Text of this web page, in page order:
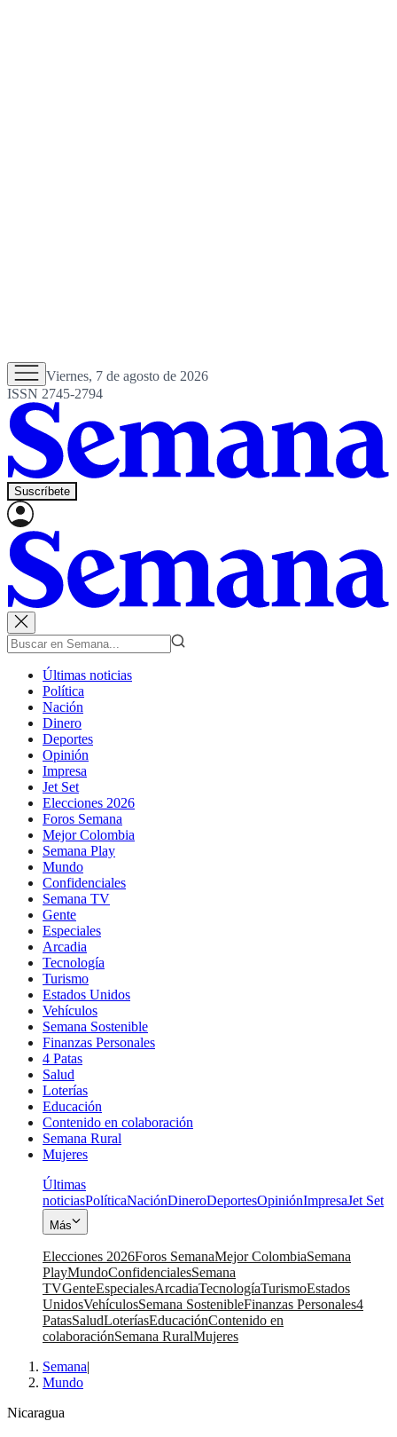
Viernes, 7 de agosto de 2026
ISSN 2745-2794
Suscríbete
Últimas noticias
Política
Nación
Dinero
Deportes
Opinión
Impresa
Jet Set
Elecciones 2026
Foros Semana
Mejor Colombia
Semana Play
Mundo
Confidenciales
Semana TV
Gente
Especiales
Arcadia
Tecnología
Turismo
Estados Unidos
Vehículos
Semana Sostenible
Finanzas Personales
4 Patas
Salud
Loterías
Educación
Contenido en colaboración
Semana Rural
Mujeres
Últimas
noticiasPolíticaNaciónDineroDeportesOpiniónImpresaJet Set
Más
Elecciones 2026Foros SemanaMejor ColombiaSemana
PlayMundoConfidencialesSemana
TVGenteEspecialesArcadiaTecnologíaTurismoEstados
UnidosVehículosSemana SostenibleFinanzas Personales4
PatasSaludLoteríasEducaciónContenido en
colaboraciónSemana RuralMujeres
Semana|
Mundo
Nicaragua